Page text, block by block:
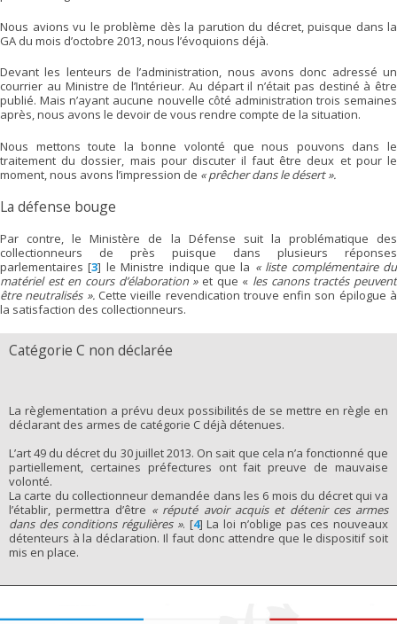
Nous avions vu le problème dès la parution du décret, puisque dans la
GA du mois d’octobre 2013, nous l’évoquions déjà.
Devant les lenteurs de l’administration, nous avons donc adressé un
courrier au Ministre de l’Intérieur. Au départ il n’était pas destiné à être
publié. Mais n’ayant aucune nouvelle côté administration trois semaines
après, nous avons le devoir de vous rendre compte de la situation.
Nous mettons toute la bonne volonté que nous pouvons dans le
traitement du dossier, mais pour discuter il faut être deux et pour le
moment, nous avons l’impression de « prêcher dans le désert ».
La défense bouge
Par contre, le Ministère de la Défense suit la problématique des
collectionneurs de près puisque dans plusieurs réponses
parlementaires [3] le Ministre indique que la « liste complémentaire du
matériel est en cours d’élaboration »et que « les canons tractés peuvent
être neutralisés ».Cette vieille revendication trouve enfin son épilogue à
la satisfaction des collectionneurs.
Catégorie C non déclarée
La règlementation a prévu deux possibilités de se mettre en règle en
déclarant des armes de catégorie C déjà détenues.
L’art 49 du décret du 30 juillet 2013. On sait que cela n’a fonctionné que
partiellement, certaines préfectures ont fait preuve de mauvaise
volonté.
La carte du collectionneur demandée dans les 6 mois du décret qui va
l’établir, permettra d’être « réputé avoir acquis et détenir ces armes
dans des conditions régulières ». [4] La loi n’oblige pas ces nouveaux
détenteurs à la déclaration. Il faut donc attendre que le dispositif soit
mis en place.